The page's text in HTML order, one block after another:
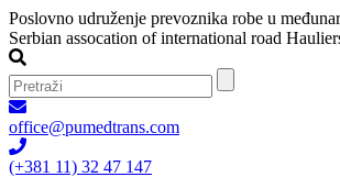
Poslovno udruženje prevoznika robe u
Serbian assocation of international road
office@pumedtrans.com
(+381 11) 32 47 147